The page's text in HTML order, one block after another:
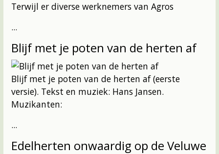
Terwijl er diverse werknemers van Agros
...
Blijf met je poten van de herten af
Blijf met je poten van de herten af (eerste
versie). Tekst en muziek: Hans Jansen.
Muzikanten:
...
Edelherten onwaardig op de Veluwe